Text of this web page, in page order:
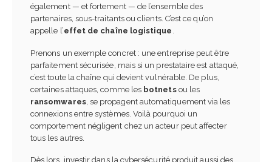
également — et fortement — de l’ensemble des
partenaires, sous-traitants ou clients. C’est ce qu’on
appelle l’effet de chaîne logistique .
Prenons un exemple concret : une entreprise peut être
parfaitement sécurisée, mais si un prestataire est attaqué,
c’est toute la chaîne qui devient vulnérable. De plus,
certaines attaques, comme les botnetsou les
ransomwares, se propagent automatiquement via les
connexions entre systèmes. Voilà pourquoi un
comportement négligent chez un acteur peut affecter
tous les autres.
Dès lors, investir dans la cybersécurité produit aussi des